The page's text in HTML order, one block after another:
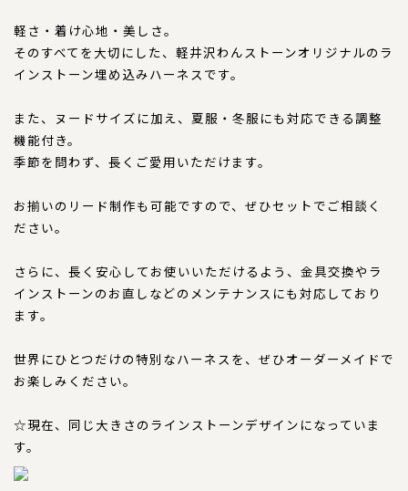
CONTENTS コンテンツ
サイズについて
特注品について
お直しについて
軽井沢わんストーンへご来店のお客様へ
軽さ・着け心地・美しさ。
そのすべてを大切にした、軽井沢わんストーンオリジナルのラ
インストーン埋め込みハーネスです。
また、ヌードサイズに加え、夏服・冬服にも対応できる調整
機能付き。
季節を問わず、長くご愛用いただけます。
お揃いのリード制作も可能ですので、ぜひセットでご相談く
ださい。
さらに、長く安心してお使いいただけるよう、金具交換やラ
インストーンのお直しなどのメンテナンスにも対応しており
ます。
世界にひとつだけの特別なハーネスを、ぜひオーダーメイドで
お楽しみください。
☆現在、同じ大きさのラインストーンデザインになっていま
す。